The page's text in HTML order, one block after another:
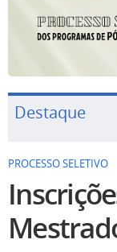
Destaque
PROCESSO SELETIVO